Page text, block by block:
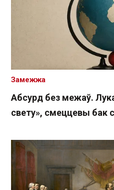
Абсурд без межаў.
свету», смеццевы бак
Замежжа